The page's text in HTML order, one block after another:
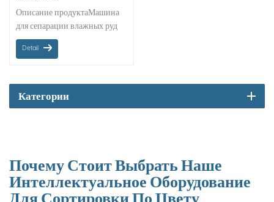
Описание продуктаМашина
для сепарации влажных руд
Mingder может точно
выбирать влажные
Detail
Категории
Почему Стоит Выбрать Наше
Интеллектуальное Оборудование
Для Сортировки По Цвету